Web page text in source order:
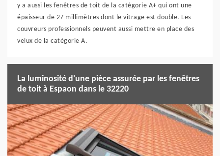
y a aussi les fenêtres de toit de la catégorie A+ qui ont une
épaisseur de 27 millimètres dont le vitrage est double. Les
couvreurs professionnels peuvent aussi mettre en place des
velux de la catégorie A.
La luminosité d'une pièce assurée par les fenêtres
de toit à Espaon dans le 32220